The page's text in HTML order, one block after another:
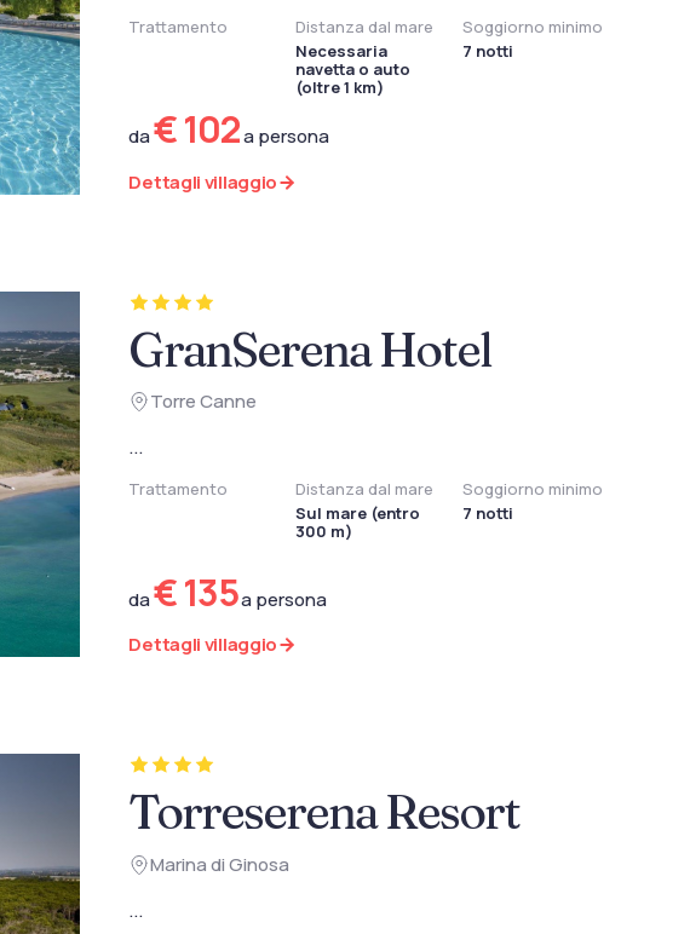
Trattamento
Distanza dal mare
Necessaria
navetta o auto
(oltre 1 km)
Soggiorno minimo
7 notti
da€ 102a persona
Dettagli villaggio
GranSerena Hotel
Torre Canne
...
Trattamento
Distanza dal mare
Sul mare (entro
300 m)
Soggiorno minimo
7 notti
da€ 135a persona
Dettagli villaggio
Torreserena Resort
Marina di Ginosa
...